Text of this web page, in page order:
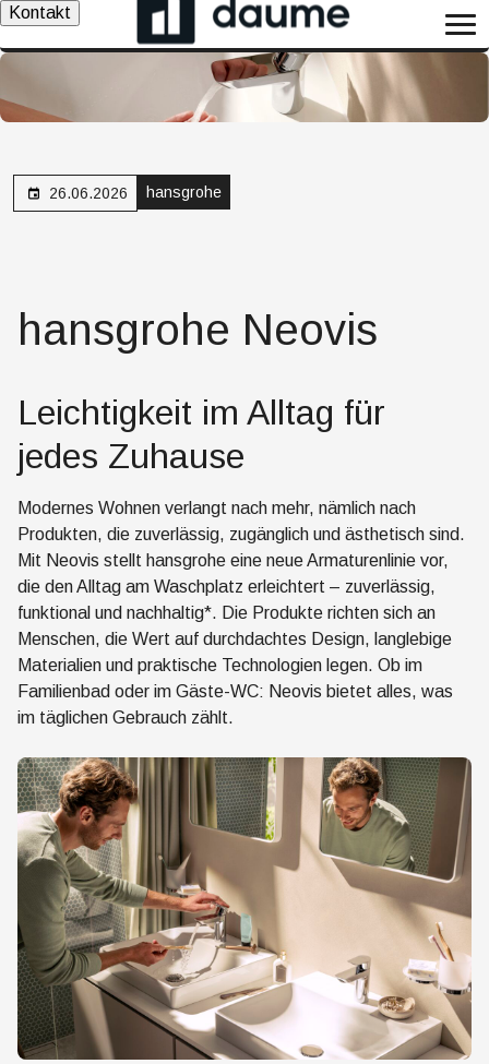
Kontakt
26.06.2026 hansgrohe
hansgrohe Neovis
Leichtigkeit im Alltag für
jedes Zuhause
Modernes Wohnen verlangt nach mehr, nämlich nach
Produkten, die zuverlässig, zugänglich und ästhetisch sind.
Mit Neovis stellt hansgrohe eine neue Armaturenlinie vor,
die den Alltag am Waschplatz erleichtert – zuverlässig,
funktional und nachhaltig*. Die Produkte richten sich an
Menschen, die Wert auf durchdachtes Design, langlebige
Materialien und praktische Technologien legen. Ob im
Familienbad oder im Gäste-WC: Neovis bietet alles, was
im täglichen Gebrauch zählt.